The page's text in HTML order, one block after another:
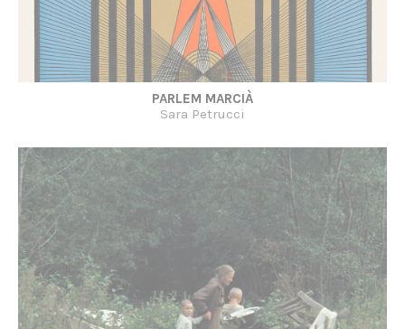
PARLEM MARCIÀ
Sara Petrucci